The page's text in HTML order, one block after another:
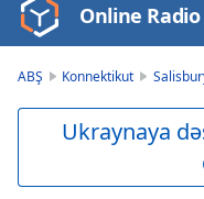
Video
Player
Skip
Online
ABŞ Konnektikut
Ukraynaya